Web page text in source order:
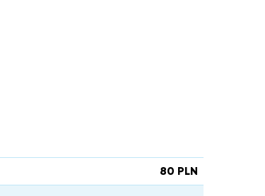
80 PLN